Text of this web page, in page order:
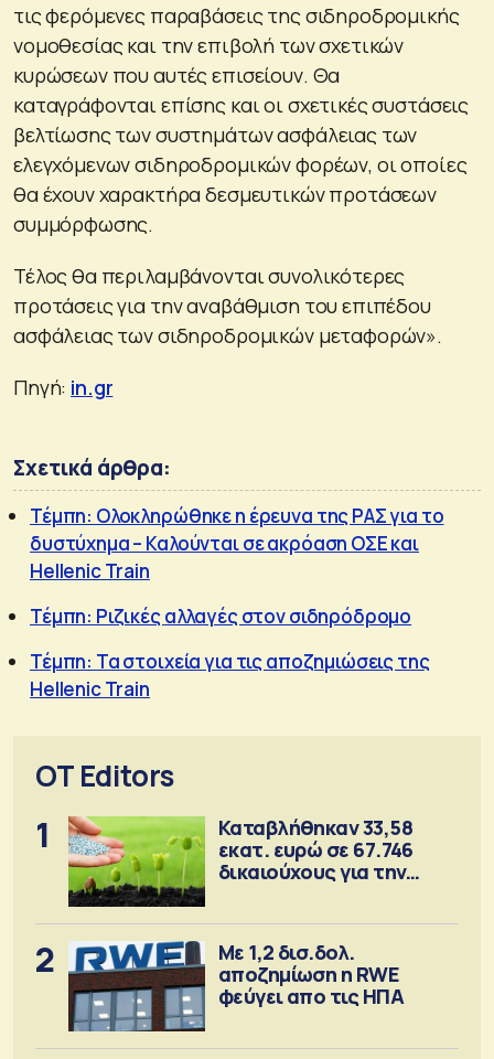
τις φερόμενες παραβάσεις της σιδηροδρομικής
νομοθεσίας και την επιβολή των σχετικών
κυρώσεων που αυτές επισείουν. Θα
καταγράφονται επίσης και οι σχετικές συστάσεις
βελτίωσης των συστημάτων ασφάλειας των
ελεγχόμενων σιδηροδρομικών φορέων, οι οποίες
θα έχουν χαρακτήρα δεσμευτικών προτάσεων
συμμόρφωσης.
Τέλος θα περιλαμβάνονται συνολικότερες
προτάσεις για την αναβάθμιση του επιπέδου
ασφάλειας των σιδηροδρομικών μεταφορών».
Πηγή: in.gr
Σχετικά άρθρα:
Τέμπη: Ολοκληρώθηκε η έρευνα της ΡΑΣ για το
δυστύχημα – Καλούνται σε ακρόαση ΟΣΕ και
Hellenic Train
Τέμπη: Ριζικές αλλαγές στον σιδηρόδρομο
Τέμπη: Τα στοιχεία για τις αποζημιώσεις της
Hellenic Train
OT Editors
1
Καταβλήθηκαν 33,58
εκατ. ευρώ σε 67.746
δικαιούχους για την
2
Με 1,2 δισ.δολ.
αποζημίωση η RWE
φεύγει απο τις ΗΠΑ